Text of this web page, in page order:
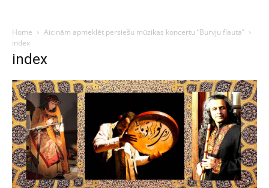
Home
Aicinām apmeklēt persiešu mūzikas koncertu “Burvju flauta”
index
index